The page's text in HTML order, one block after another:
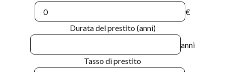
€
Durata del prestito (anni)
anni
Tasso di prestito